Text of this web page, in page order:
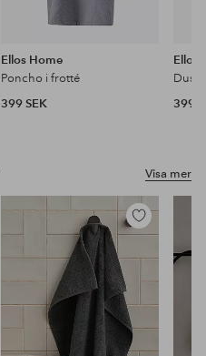
Ellos Home
Poncho i frotté
399 SEK
Ellos
399
Visa mer
Lägg
i